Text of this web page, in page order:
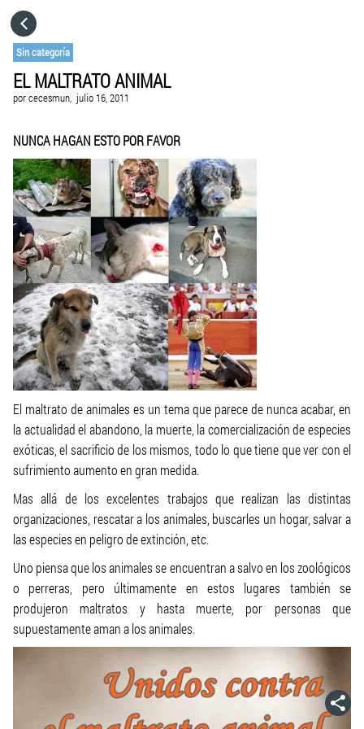
Sin categoría
EL MALTRATO ANIMAL
porcecesmun, julio 16, 2011
NUNCA HAGAN ESTO POR FAVOR
El maltrato de animales es un tema que parece de nunca acabar, en
la actualidad el abandono, la muerte, la comercialización de especies
exóticas, el sacrificio de los mismos, todo lo que tiene que ver con el
sufrimiento aumento en gran medida.
Mas allá de los excelentes trabajos que realizan las distintas
organizaciones, rescatar a los animales, buscarles un hogar, salvar a
las especies en peligro de extinción, etc.
Uno piensa que los animales se encuentran a salvo en los zoológicos
o perreras, pero últimamente en estos lugares también se
produjeron maltratos y hasta muerte, por personas que
supuestamente aman a los animales.
CATEGORÍAS
IR A
VISITA EL SITIO WEB